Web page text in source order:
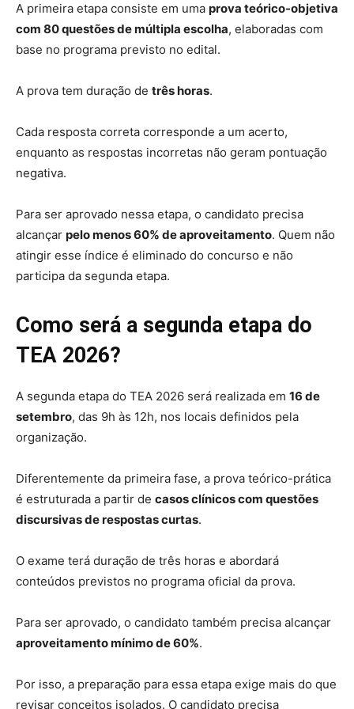
A primeira etapa consiste em uma prova teórico-objetiva
com 80 questões de múltipla escolha, elaboradas com
base no programa previsto no edital.
A prova tem duração de três horas.
Cada resposta correta corresponde a um acerto,
enquanto as respostas incorretas não geram pontuação
negativa.
Para ser aprovado nessa etapa, o candidato precisa
alcançar pelo menos 60% de aproveitamento. Quem não
atingir esse índice é eliminado do concurso e não
participa da segunda etapa.
Como será a segunda etapa do
TEA 2026?
A segunda etapa do TEA 2026 será realizada em 16 de
setembro, das 9h às 12h, nos locais definidos pela
organização.
Diferentemente da primeira fase, a prova teórico-prática
é estruturada a partir de casos clínicos com questões
discursivas de respostas curtas.
O exame terá duração de três horas e abordará
conteúdos previstos no programa oficial da prova.
Para ser aprovado, o candidato também precisa alcançar
aproveitamento mínimo de 60%.
Por isso, a preparação para essa etapa exige mais do que
revisar conceitos isolados. O candidato precisa